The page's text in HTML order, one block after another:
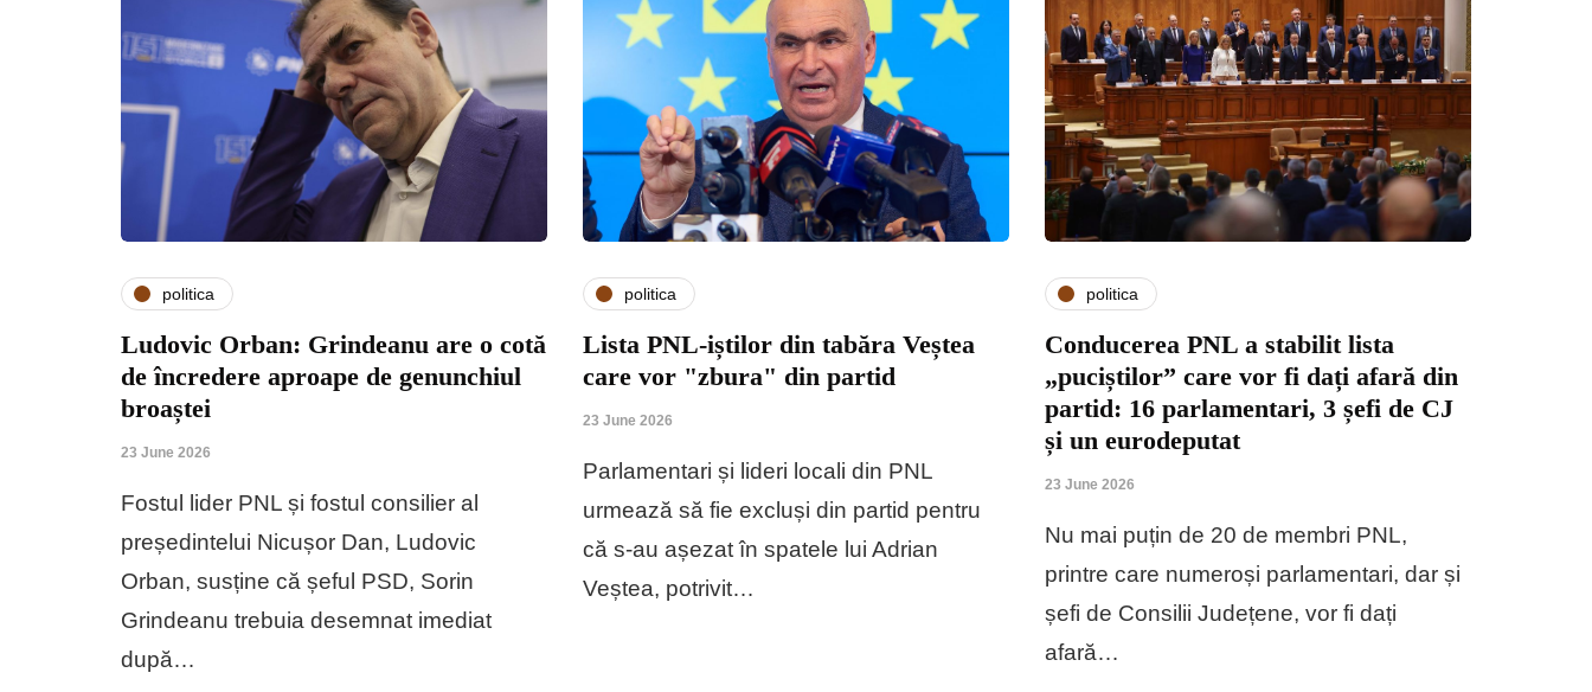
politica
Ludovic Orban: Grindeanu are o cotă
de încredere aproape de genunchiul
broaștei
23 June 2026
Fostul lider PNL și fostul consilier al
președintelui Nicușor Dan, Ludovic
Orban, susține că șeful PSD, Sorin
Grindeanu trebuia desemnat imediat
după…
politica
Lista PNL-iștilor din tabăra Veștea
care vor "zbura" din partid
23 June 2026
Parlamentari și lideri locali din PNL
urmează să fie excluși din partid pentru
că s-au așezat în spatele lui Adrian
Veștea, potrivit…
politica
Conducerea PNL a stabilit lista
„puciștilor” care vor fi dați afară din
partid: 16 parlamentari, 3 șefi de CJ
și un eurodeputat
23 June 2026
Nu mai puțin de 20 de membri PNL,
printre care numeroși parlamentari, dar și
șefi de Consilii Județene, vor fi dați
afară…